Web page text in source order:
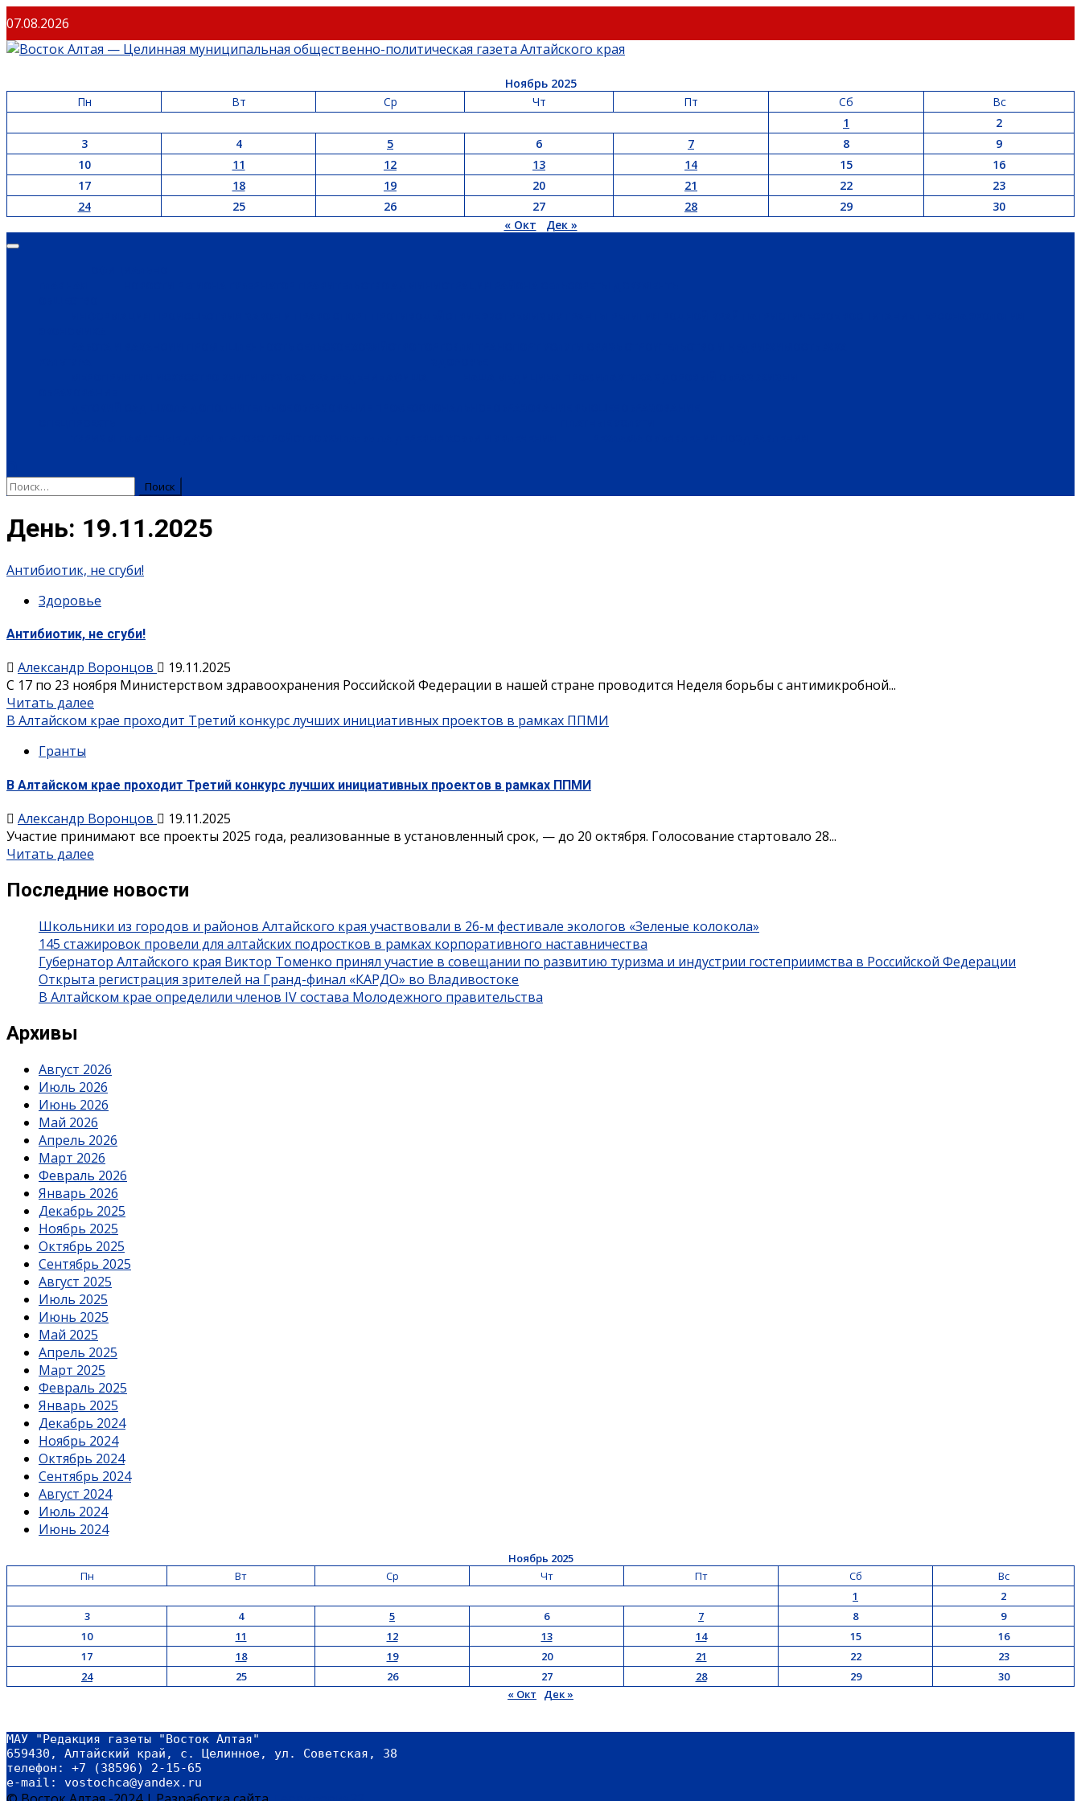
07.08.2026
Ноябрь 2025
Пн
Вт Ср Чт Пт Сб
Вс
1
2
3
4 5 6 7 8
9
10
11 12 13 14 15
16
17
18 19 20 21 22
23
24
25 26 27 28 29
30
« Окт
Дек »
День: 19.11.2025
Антибиотик, не сгуби!
Здоровье
Антибиотик, не сгуби!
Александр Воронцов
19.11.2025
С 17 по 23 ноября Министерством здравоохранения Российской Федерации в нашей стране проводится Неделя борьбы с антимикробной...
Читать далее
В Алтайском крае проходит Третий конкурс лучших инициативных проектов в рамках ППМИ
Гранты
В Алтайском крае проходит Третий конкурс лучших инициативных проектов в рамках ППМИ
Александр Воронцов
19.11.2025
Участие принимают все проекты 2025 года, реализованные в установленный срок, — до 20 октября. Голосование стартовало 28...
Читать далее
Последние новости
Школьники из городов и районов Алтайского края участвовали в 26-м фестивале экологов «Зеленые колокола»
145 стажировок провели для алтайских подростков в рамках корпоративного наставничества
Губернатор Алтайского края Виктор Томенко принял участие в совещании по развитию туризма и индустрии гостеприимства в Российской Федерации
Открыта регистрация зрителей на Гранд-финал «КАРДО» во Владивостоке
В Алтайском крае определили членов IV состава Молодежного правительства
Архивы
Август 2026
Июль 2026
Июнь 2026
Май 2026
Апрель 2026
Март 2026
Февраль 2026
Январь 2026
Декабрь 2025
Ноябрь 2025
Октябрь 2025
Сентябрь 2025
Август 2025
Июль 2025
Июнь 2025
Май 2025
Апрель 2025
Март 2025
Февраль 2025
Январь 2025
Декабрь 2024
Ноябрь 2024
Октябрь 2024
Сентябрь 2024
Август 2024
Июль 2024
Июнь 2024
Ноябрь 2025
Пн
Вт Ср Чт Пт Сб
Вс
1
2
3
4 5 6 7 8
9
10
11 12 13 14 15
16
17
18 19 20 21 22
23
24
25 26 27 28 29
30
« Окт
Дек »
МАУ "Редакция газеты "Восток Алтая"
659430, Алтайский край, с. Целинное, ул. Советская, 38
телефон: +7 (38596) 2-15-65
e-mail: vostochca@yandex.ru